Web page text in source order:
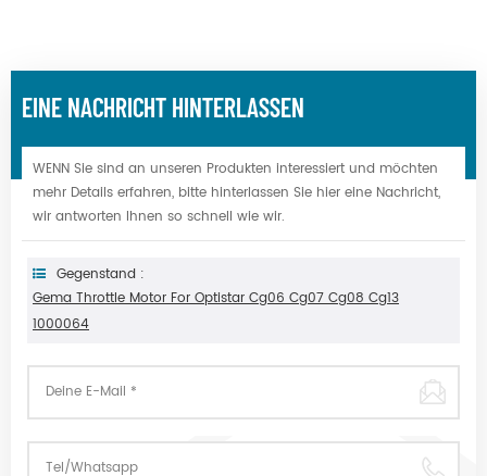
EINE NACHRICHT HINTERLASSEN
WENN Sie sind an unseren Produkten interessiert und möchten
mehr Details erfahren, bitte hinterlassen Sie hier eine Nachricht,
wir antworten Ihnen so schnell wie wir.
Gegenstand :
Gema Throttle Motor For Optistar Cg06 Cg07 Cg08 Cg13
1000064